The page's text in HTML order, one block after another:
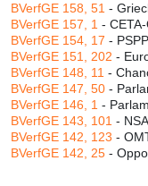
BVerfGE 158, 51 -
BVerfGE 157, 1 -
BVerfGE 154, 17 -
BVerfGE 151, 202 -
BVerfGE 148, 11 -
BVerfGE 147, 50 -
BVerfGE 146, 1 -
BVerfGE 143, 101 -
BVerfGE 142, 123 -
BVerfGE 142, 25 -